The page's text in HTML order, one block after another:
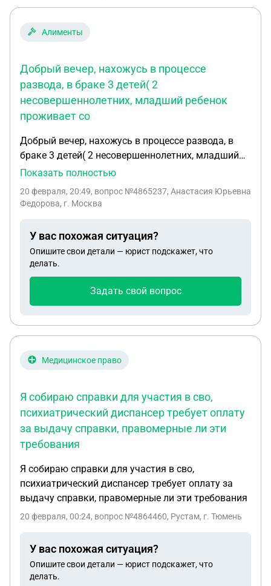
Алименты
Добрый вечер, нахожусь в процессе
развода, в браке 3 детей( 2
несовершеннолетних, младший ребенок
проживает со
Добрый вечер, нахожусь в процессе развода, в
браке 3 детей( 2 несовершеннолетних, младший
ребенок проживает со мной, средняя дочь
я подала иск в мировой суд на алименты только
документы на получение алиментов на младшего
ребенка
Показать полностью
20 февраля, 20:49, вопрос №4865237, Анастасия Юрьевна
Федорова, г. Москва
У вас похожая ситуация?
Опишите свои детали — юрист подскажет, что
делать.
Задать свой вопрос
Медицинское право
Я собираю справки для участия в сво,
психиатрический диспансер требует оплату
за выдачу справки, правомерные ли эти
требования
Я собираю справки для участия в сво,
психиатрический диспансер требует оплату за
выдачу справки, правомерные ли эти требования
20 февраля, 00:24, вопрос №4864460, Рустам, г. Тюмень
У вас похожая ситуация?
Опишите свои детали — юрист подскажет, что
делать.